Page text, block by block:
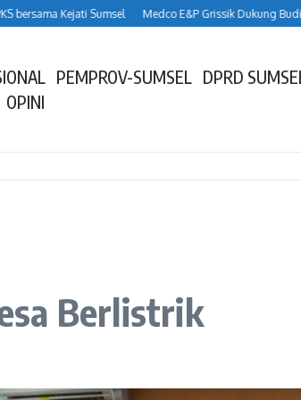
Kejati Sumsel Medco E&P Grissik Dukung Budidaya
PEMPROV-SUMSEL DPRD
OPINI
Berlistrik